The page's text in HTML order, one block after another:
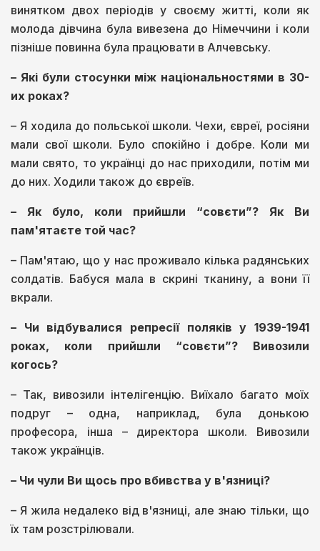
винятком двох періодів у своєму житті, коли як
молода дівчина була вивезена до Німеччини і коли
пізніше повинна була працювати в Алчевську.
– Які були стосунки між національностями в 30-
их роках?
– Я ходила до польської школи. Чехи, євреї, росіяни
мали свої школи. Було спокійно і добре. Коли ми
мали свято, то українці до нас приходили, потім ми
до них. Ходили також до євреїв.
– Як було, коли прийшли “совєти”? Як Ви
пам'ятаєте той час?
– Пам'ятаю, що у нас проживало кілька радянських
солдатів. Бабуся мала в скрині тканину, а вони її
вкрали.
– Чи відбувалися репресії поляків у 1939-1941
роках, коли прийшли “совєти”? Вивозили
когось?
– Так, вивозили інтелігенцію. Виїхало багато моїх
подруг – одна, наприклад, була донькою
професора, інша – директора школи. Вивозили
також українців.
– Чи чули Ви щось про вбивства у в'язниці?
– Я жила недалеко від в'язниці, але знаю тільки, що
їх там розстрілювали.